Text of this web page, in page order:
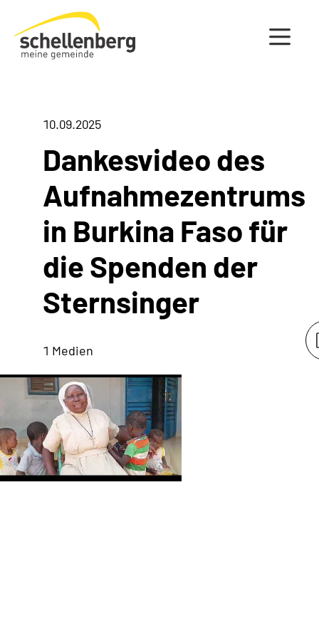
Gemeinde Schellenberg Startseite
10.09.2025
Dankesvideo des
Aufnahmezentrums
in Burkina Faso für
die Spenden der
Sternsinger
1 Medien